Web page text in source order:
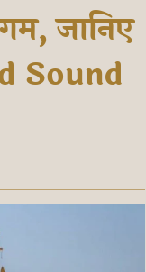
जानिए
Sound